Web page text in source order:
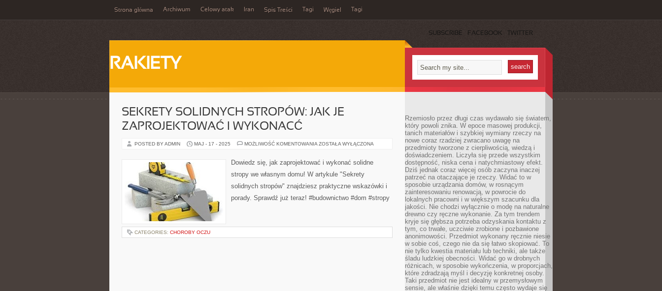
Strona główna Archiwum Celowy atak Iran Spis Treści Tagi Węgiel Tagi
SUBSCRIBE FACEBOOK TWITTER
RAKIETY
SEKRETY SOLIDNYCH STROPÓW: JAK JE
ZAPROJEKTOWAĆ I WYKONACĆ
POSTED BY ADMIN MAJ - 17 - 2025 MOŻLIWOŚĆ KOMENTOWANIA SEKRETY
JAK
JE
I
ZOSTAŁA WYŁĄCZONA
Dowiedz się, jak zaprojektować i wykonać solidne
stropy we własnym domu! W artykule "Sekrety
solidnych stropów" znajdziesz praktyczne wskazówki i
porady. Sprawdź już teraz! #budownictwo #dom #stropy
CATEGORIES: CHOROBY OCZU
Rzemiosło przez długi czas wydawało się światem,
który powoli znika. W epoce masowej produkcji,
tanich materiałów i szybkiej wymiany rzeczy na
nowe coraz rzadziej zwracano uwagę na
przedmioty tworzone z cierpliwością, wiedzą i
doświadczeniem. Liczyła się przede wszystkim
dostępność, niska cena i natychmiastowy efekt.
Dziś jednak coraz więcej osób zaczyna inaczej
patrzeć na otaczające je rzeczy. Widać to w
sposobie urządzania domów, w rosnącym
zainteresowaniu renowacją, w powrocie do
lokalnych pracowni i w większym szacunku dla
jakości. Nie chodzi wyłącznie o modę na naturalne
drewno czy ręczne wykonanie. Za tym trendem
kryje się głębsza potrzeba odzyskania kontaktu z
tym, co trwałe, uczciwie zrobione i pozbawione
anonimowości. Przedmiot wykonany ręcznie niesie
w sobie coś, czego nie da się łatwo skopiować. To
nie tylko kwestia materiału lub techniki, ale także
śladu ludzkiej obecności. Widać go w drobnych
różnicach, w sposobie wykończenia, w proporcjach,
które zdradzają myśl i decyzję konkretnej osoby.
Taki przedmiot nie jest idealny w przemysłowym
sensie, ale właśnie dzięki temu często wydaje się